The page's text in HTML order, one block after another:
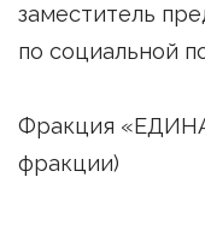
заместитель
по социальной
Фракция
фракции)